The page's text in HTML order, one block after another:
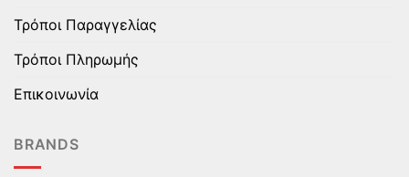
Τρόποι Παραγγελίας
Τρόποι Πληρωμής
Επικοινωνία
BRANDS